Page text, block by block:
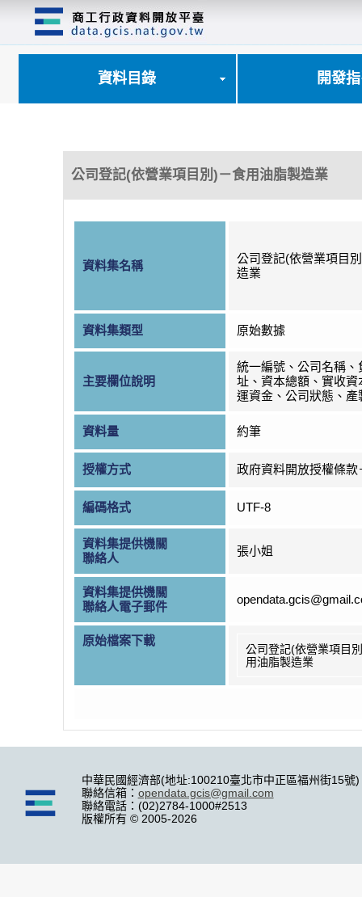
資料目錄 開發
公司登記(依營業項目別)－食用油脂製造業
資料集名稱
公司登記(依營業項目
造業
資料集類型 原始數據
主要欄位說明
統一編號、公司名稱、
址、資本總額、實收資
運資金、公司狀態、產
資料量 約筆
授權方式 政府資料開放授權條款
編碼格式 UTF-8
資料集提供機關
聯絡人
張小姐
資料集提供機關
聯絡人電子郵件
原始檔案下載
公司登記(依營業項目
用油脂製造業
中華民國經濟部(地址:100210臺北市中正區福州街15號)
聯絡信箱： opendata.gcis@gmail.com
聯絡電話：(02)2784-1000#2513
版權所有 © 2005-2026